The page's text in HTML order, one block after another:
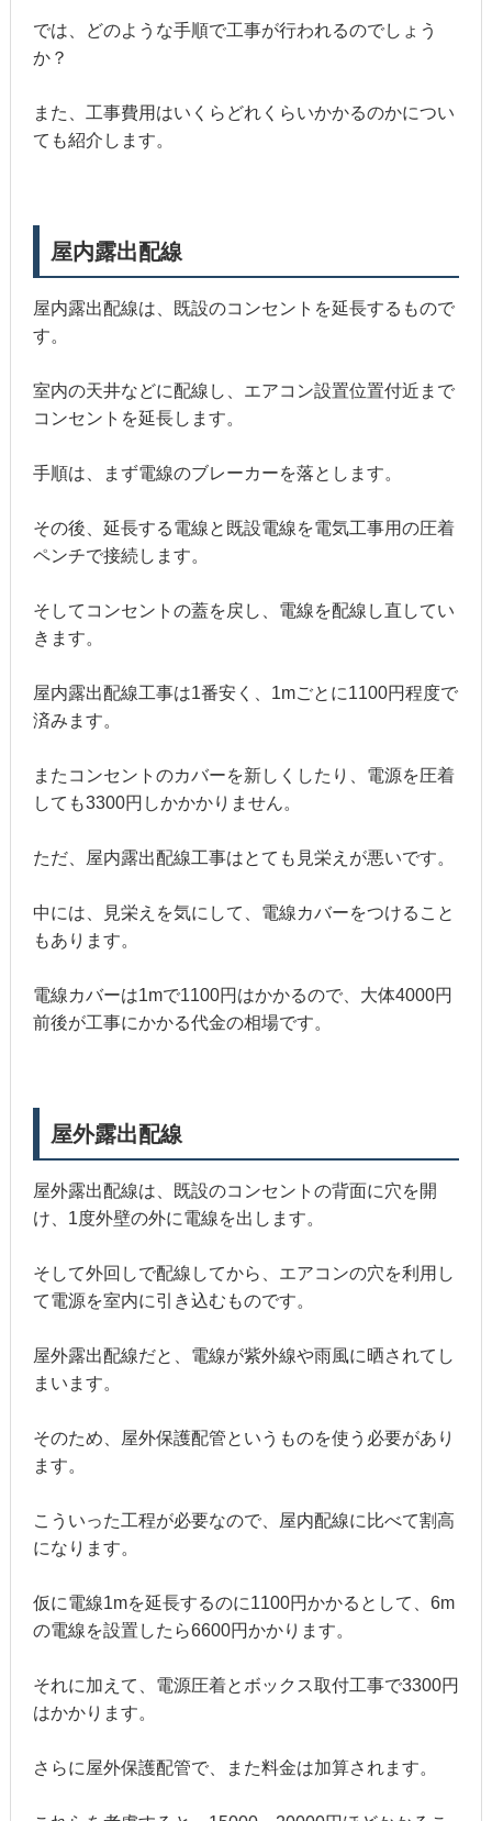
では、どのような手順で工事が行われるのでしょう
か？
また、工事費用はいくらどれくらいかかるのかについ
ても紹介します。
屋内露出配線
屋内露出配線は、既設のコンセントを延長するもので
す。
室内の天井などに配線し、エアコン設置位置付近まで
コンセントを延長します。
手順は、まず電線のブレーカーを落とします。
その後、延長する電線と既設電線を電気工事用の圧着
ペンチで接続します。
そしてコンセントの蓋を戻し、電線を配線し直してい
きます。
屋内露出配線工事は1番安く、1mごとに1100円程度で
済みます。
またコンセントのカバーを新しくしたり、電源を圧着
しても3300円しかかかりません。
ただ、屋内露出配線工事はとても見栄えが悪いです。
中には、見栄えを気にして、電線カバーをつけること
もあります。
電線カバーは1mで1100円はかかるので、大体4000円
前後が工事にかかる代金の相場です。
屋外露出配線
屋外露出配線は、既設のコンセントの背面に穴を開
け、1度外壁の外に電線を出します。
そして外回しで配線してから、エアコンの穴を利用し
て電源を室内に引き込むものです。
屋外露出配線だと、電線が紫外線や雨風に晒されてし
まいます。
そのため、屋外保護配管というものを使う必要があり
ます。
こういった工程が必要なので、屋内配線に比べて割高
になります。
仮に電線1mを延長するのに1100円かかるとして、6m
の電線を設置したら6600円かかります。
それに加えて、電源圧着とボックス取付工事で3300円
はかかります。
さらに屋外保護配管で、また料金は加算されます。